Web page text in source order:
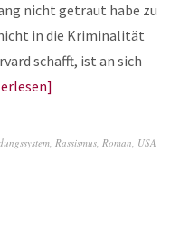
nicht getraut habe zu
in die Kriminalität
schafft, ist an sich
, Rassismus, Roman, USA